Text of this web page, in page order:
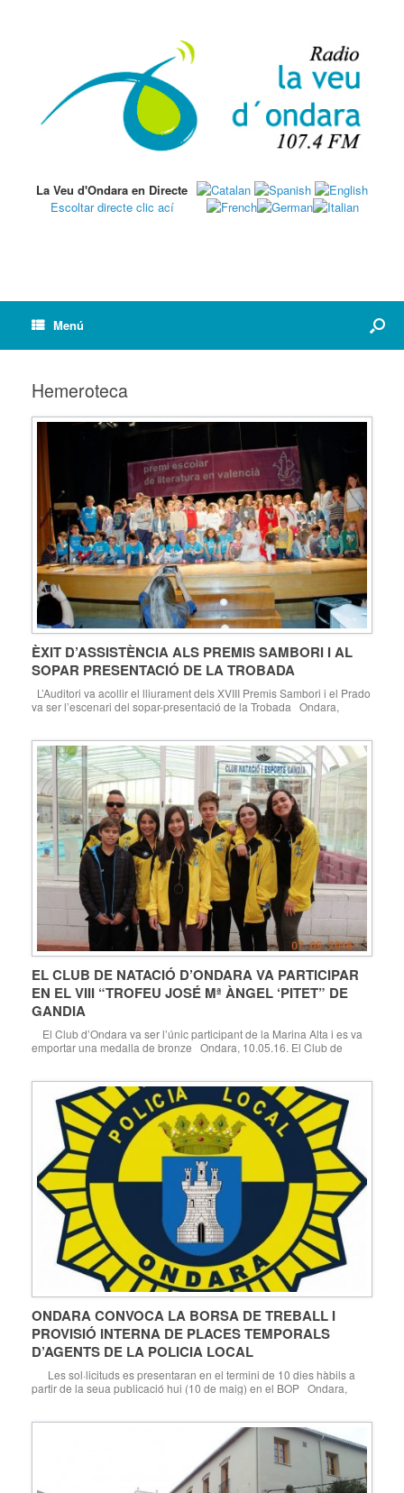
La Veu d'Ondara en Directe
Escoltar directe clic ací
Menú
Hemeroteca
ÈXIT D’ASSISTÈNCIA ALS PREMIS SAMBORI I AL
SOPAR PRESENTACIÓ DE LA TROBADA
L’Auditori va acollir el lliurament dels XVIII Premis Sambori i el Prado
va ser l’escenari del sopar-presentació de la Trobada Ondara,
escolars de literatura en valencià Sambori i la presentació del […]
EL CLUB DE NATACIÓ D’ONDARA VA PARTICIPAR
EN EL VIII “TROFEU JOSÉ Mª ÀNGEL ‘PITET” DE
GANDIA
El Club d’Ondara va ser l’únic participant de la Marina Alta i es va
emportar una medalla de bronze Ondara, 10.05.16. El Club de
participant de la Marina […]
ONDARA CONVOCA LA BORSA DE TREBALL I
PROVISIÓ INTERNA DE PLACES TEMPORALS
D’AGENTS DE LA POLICIA LOCAL
Les sol·licituds es presentaran en el termini de 10 dies hàbils a
partir de la seua publicació hui (10 de maig) en el BOP Ondara,
d’Agents de la Policia Local, mitjançant el sistema d’oposició lliure,